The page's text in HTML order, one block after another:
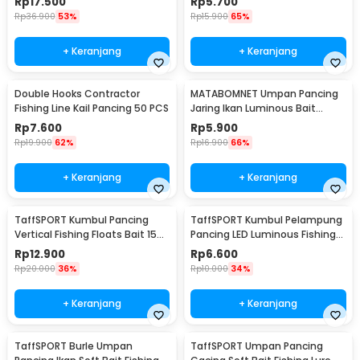
Rp36.900 53%
+ Keranjang
Rp15.900 65%
+ Keranjang
Double Hooks Contractor
Fishing Line Kail Pancing 50 PCS
Rp7.600
Rp19.900 62%
+ Keranjang
MATABOMNET Umpan Pancing
Jaring Ikan Luminous Bait
Fishing Lure 95 cm - 10118
Rp5.900
Rp16.900 66%
+ Keranjang
TaffSPORT Kumbul Pancing
Vertical Fishing Floats Bait 15
PCS - P0015
Rp12.900
Rp20.000 36%
+ Keranjang
TaffSPORT Kumbul Pelampung
Pancing LED Luminous Fishing
Float 2 PCS - NT-02
Rp6.600
Rp10.000 34%
+ Keranjang
TaffSPORT Burle Umpan
TaffSPORT Umpan Pancing